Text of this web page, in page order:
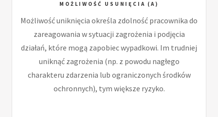
MOŻLIWOŚĆ USUNIĘCIA (A)
Możliwość uniknięcia określa zdolność pracownika do
zareagowania w sytuacji zagrożenia i podjęcia
działań, które mogą zapobiec wypadkowi. Im trudniej
uniknąć zagrożenia (np. z powodu nagłego
charakteru zdarzenia lub ograniczonych środków
ochronnych), tym większe ryzyko.